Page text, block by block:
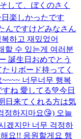
して、ぼくのさく
楽しかったです
んですけどみなさん
하고 재밌었어
할 수 있는게 여러분
誕生日おめでとう
りボード持ってく
너무너무 행복
ね 愛してる💚今日
日来てくれる方は気
정하지마요😘) 오늘
겠지만 너무 걱정하
요!! 응원할게요 행